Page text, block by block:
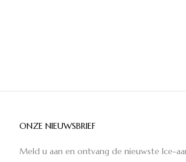
ONZE NIEUWSBRIEF
Meld u aan en ontvang de nieuwste Ice-